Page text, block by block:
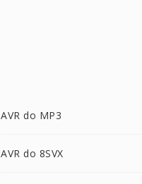
AVR do MP3
AVR do 8SVX